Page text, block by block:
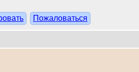
Пожаловаться